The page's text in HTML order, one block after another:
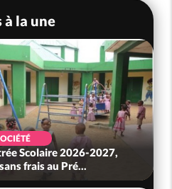
à la une
Scolaire 2026-2027,
frais au Pré...